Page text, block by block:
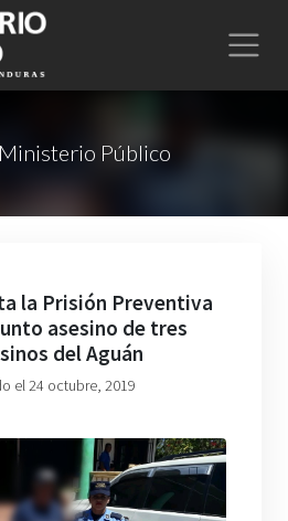
Público
la Prisión Preventiva
asesino de tres
del Aguán
el 24 octubre, 2019